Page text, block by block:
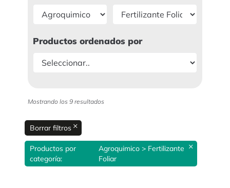
Productos ordenados por
Mostrando los 9 resultados
Borrar filtros ×
Productos por
categoría:
Agroquimico > Fertilizante
Foliar
×